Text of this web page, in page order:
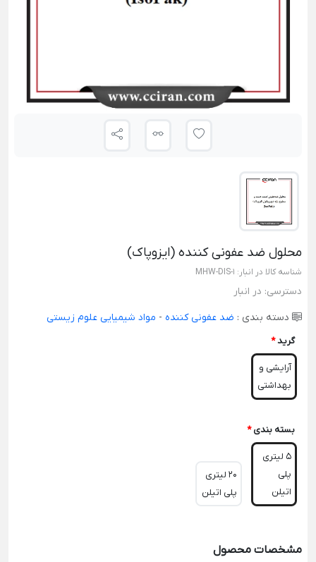
محلول ضد عفونی کننده (ایزوپاک)
شناسه کالا در انبار: MHW-DIS-1
دسترسی: در انبار
دسته بندی : ضد عفونی کننده - مواد شیمیایی علوم زیستی
گرید*
آرایشی و
بهداشتی
بسته بندی *
5 لیتری
پلی
اتیلن
20 لیتری
پلی اتیلن
مشخصات محصول